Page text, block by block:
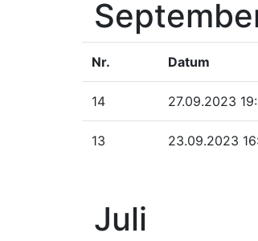
Nr. Datum
14 27.09.2023
13 23.09.2023
Juli